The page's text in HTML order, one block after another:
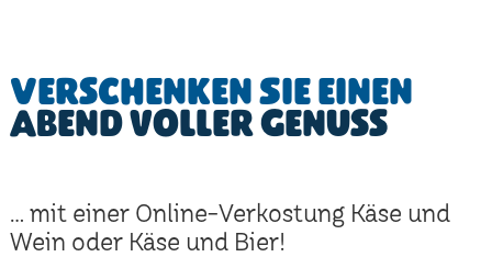
Verschenken Sie einen
Abend voller Genuss
... mit einer Online-Verkostung Käse und
Wein oder Käse und Bier!